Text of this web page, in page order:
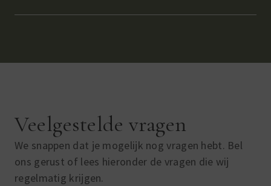
Veelgestelde vragen
We snappen dat je mogelijk nog vragen hebt. Bel
ons gerust of lees hieronder de vragen die wij
regelmatig krijgen.